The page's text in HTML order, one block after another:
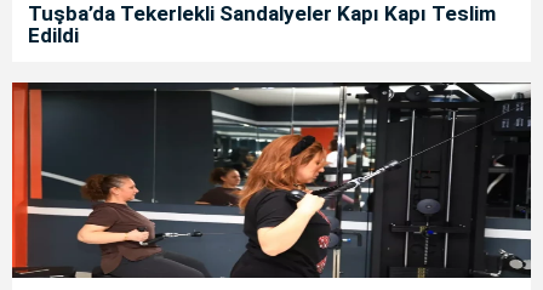
Tuşba’da Tekerlekli Sandalyeler Kapı Kapı Teslim
Edildi